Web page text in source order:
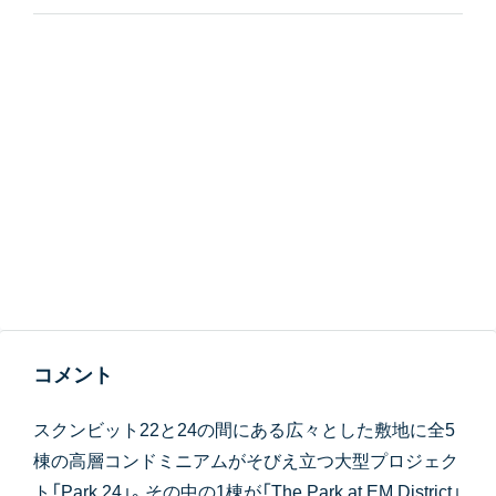
コメント
スクンビット22と24の間にある広々とした敷地に全5
棟の高層コンドミニアムがそびえ立つ大型プロジェク
ト「Park 24」。その中の1棟が「The Park at EM District」